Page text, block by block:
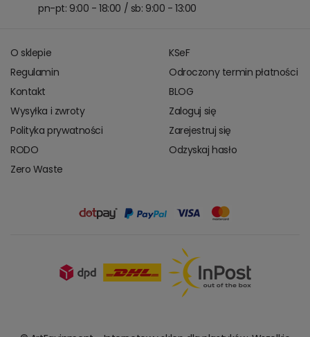
pn-pt: 9:00 - 18:00 / sb: 9:00 - 13:00
O sklepie
Regulamin
Kontakt
Wysyłka i zwroty
Polityka prywatności
RODO
Zero Waste
KSeF
Odroczony termin płatności
BLOG
Zaloguj się
Zarejestruj się
Odzyskaj hasło